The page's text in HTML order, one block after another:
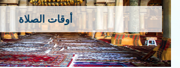
أوقات الصلاة